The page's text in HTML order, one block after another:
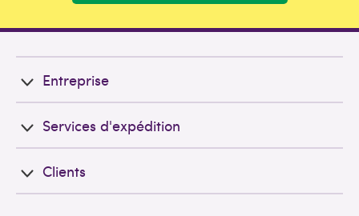
Entreprise
Services d'expédition
Clients